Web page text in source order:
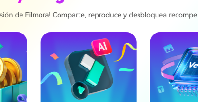
cantidad de efectos de sonido que le
Changer
la licencia comercial.